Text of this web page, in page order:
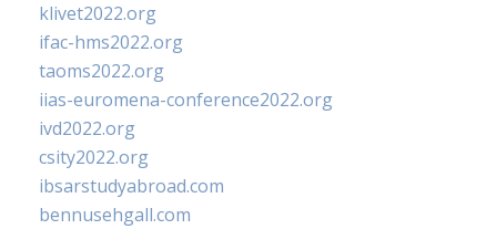
klivet2022.org
ifac-hms2022.org
taoms2022.org
iias-euromena-conference2022.org
ivd2022.org
csity2022.org
ibsarstudyabroad.com
bennusehgall.com